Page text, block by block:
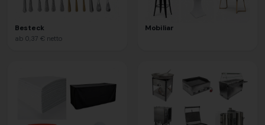
Besteck
ab 0,37 € netto
Mobiliar